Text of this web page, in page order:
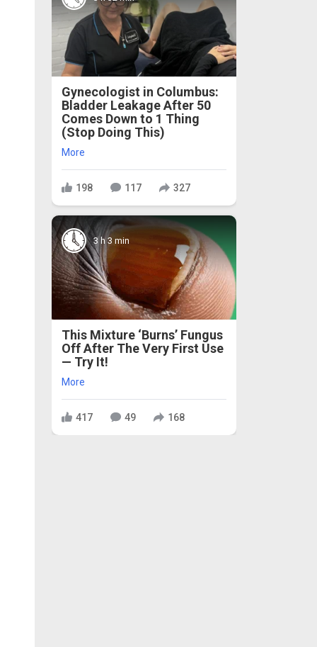
Gynecologist in Columbus:
Bladder Leakage After 50
Comes Down to 1 Thing
(Stop Doing This)
More
198 117 327
3 h 3 min
This Mixture ‘Burns’ Fungus
Off After The Very First Use
— Try It!
More
417 49 168